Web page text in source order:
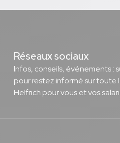
Réseaux sociaux
Infos, conseils, événements :
pour restez informé sur toute
Helfrich pour vous et vos